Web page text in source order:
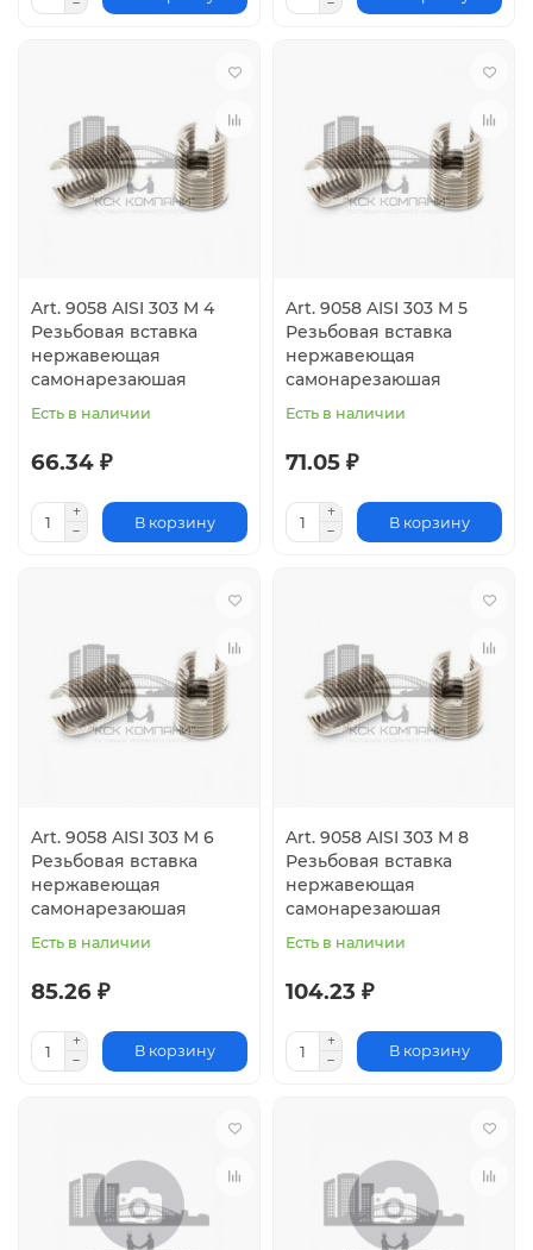
Art. 9058 AISI 303 M 4
Резьбовая вставка
нержавеющая
самонарезаюшая
Есть в наличии
66.34 ₽
В корзину
Art. 9058 AISI 303 M 5
Резьбовая вставка
нержавеющая
самонарезаюшая
Есть в наличии
71.05 ₽
В корзину
Art. 9058 AISI 303 M 6
Резьбовая вставка
нержавеющая
самонарезаюшая
Есть в наличии
85.26 ₽
В корзину
Art. 9058 AISI 303 M 8
Резьбовая вставка
нержавеющая
самонарезаюшая
Есть в наличии
104.23 ₽
В корзину